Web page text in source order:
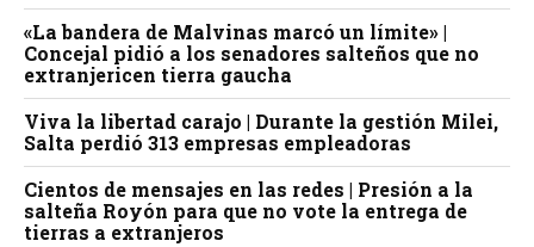
«La bandera de Malvinas marcó un límite» |
Concejal pidió a los senadores salteños que no
extranjericen tierra gaucha
Viva la libertad carajo | Durante la gestión Milei,
Salta perdió 313 empresas empleadoras
Cientos de mensajes en las redes | Presión a la
salteña Royón para que no vote la entrega de
tierras a extranjeros